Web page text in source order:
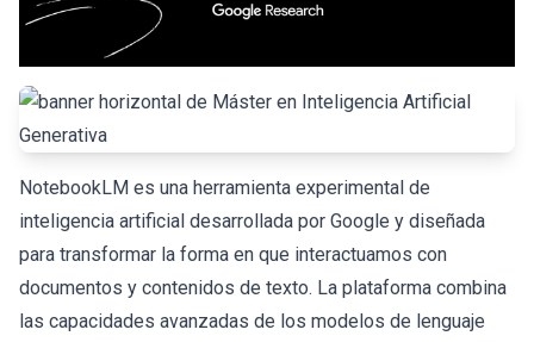
NotebookLM es una herramienta experimental de
inteligencia artificial desarrollada por Google y diseñada
para transformar la forma en que interactuamos con
documentos y contenidos de texto. La plataforma combina
las capacidades avanzadas de los modelos de lenguaje